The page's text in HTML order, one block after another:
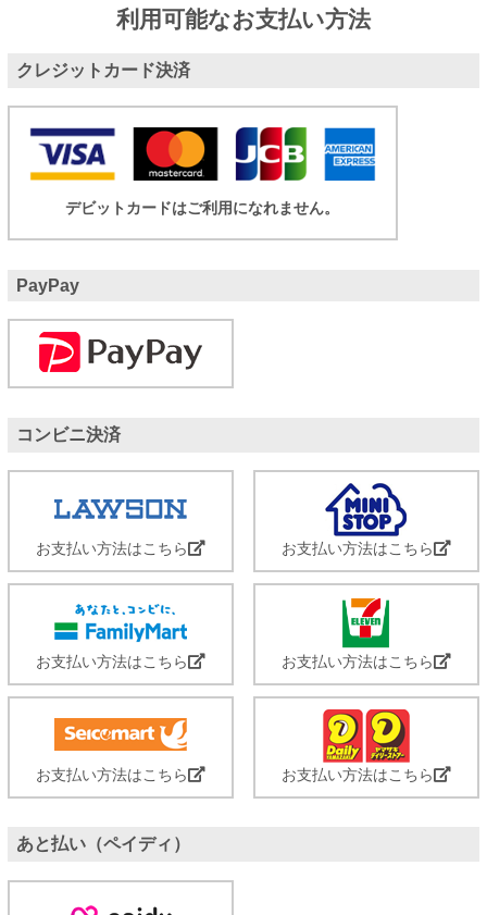
利用可能なお支払い方法
クレジットカード決済
デビットカードはご利用になれません。
PayPay
コンビニ決済
お支払い方法はこちら お支払い方法はこちら
お支払い方法はこちら お支払い方法はこちら
お支払い方法はこちら お支払い方法はこちら
あと払い（ペイディ）